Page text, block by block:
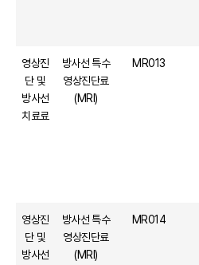
영상진
단 및
방사선
치료료
방사선 특수
영상진단료
(MRI)
MR013
영상진
단 및
방사선
방사선 특수
영상진단료
(MRI)
MR014